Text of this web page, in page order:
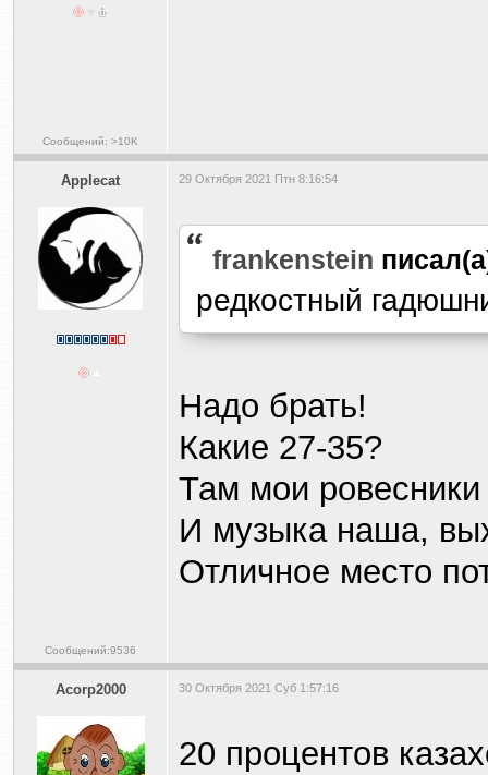
Сообщений: >10K
Applecat
Сообщений:9536
29 Октября 2021 Птн 8:16:54
frankenstein
редкостный
Надо брать!
Какие 27-35?
Там мои ровесники
И музыка наша,
Отличное место
Acorp2000 30 Октября 2021 Суб 1:57:16
20 процентов